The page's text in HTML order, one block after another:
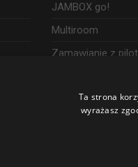
JAMBOX go!
Multiroom
Zamawianie z
Ta strona
wyrażasz